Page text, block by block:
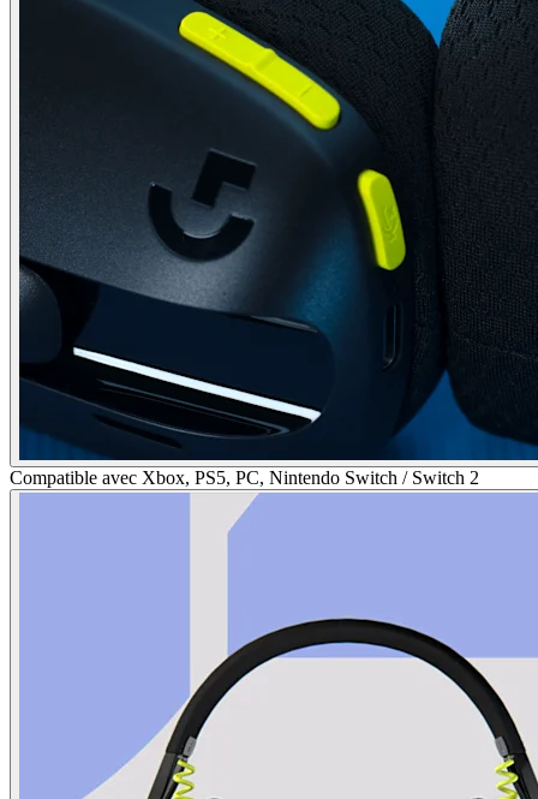
Compatible avec Xbox, PS5, PC, Nintendo Switch / Switch 2